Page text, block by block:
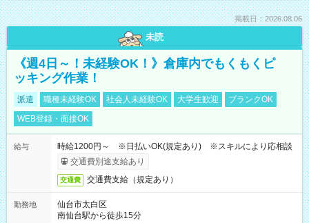
掲載日：2026.08.06
未読
《週4日～！未経験OK！》倉庫内でもくもくピ
ッキング作業！
派遣 職種未経験OK 社会人未経験OK 大学生歓迎
ブランクOK
WEB登録・面接OK
給与
時給1200円～ ※日払いOK(規定あり) ※スキルにより応相談
交通費別途支給あり
交通費 交通費支給（規定あり）
勤務地
仙台市太白区
南仙台駅から徒歩15分